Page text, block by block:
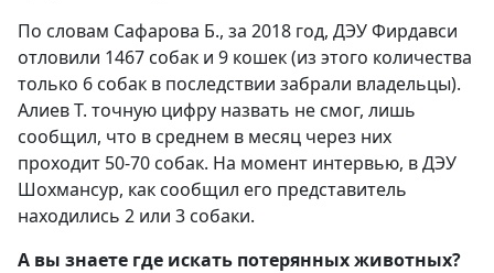
По словам Сафарова Б., за 2018 год, ДЭУ Фирдавси
отловили 1467 собак и 9 кошек (из этого количества
только 6 собак в последствии забрали владельцы).
Алиев Т. точную цифру назвать не смог, лишь
сообщил, что в среднем в месяц через них
проходит 50-70 собак. На момент интервью, в ДЭУ
Шохмансур, как сообщил его представитель
находились 2 или 3 собаки.
А вы знаете где искать потерянных животных?